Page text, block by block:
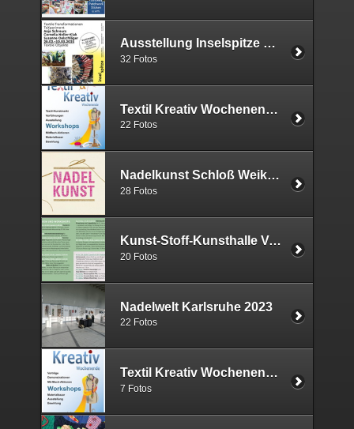
Ausstellung Inselspitze 2025
32 Fotos
Textil Kreativ Wochenende 2024
22 Fotos
Nadelkunst Schloß Weikersheim 2023
28 Fotos
Kunst-Stoff-Kunsthalle Vogelmann 2023
20 Fotos
Nadelwelt Karlsruhe 2023
22 Fotos
Textil Kreativ Wochenende 2023
7 Fotos